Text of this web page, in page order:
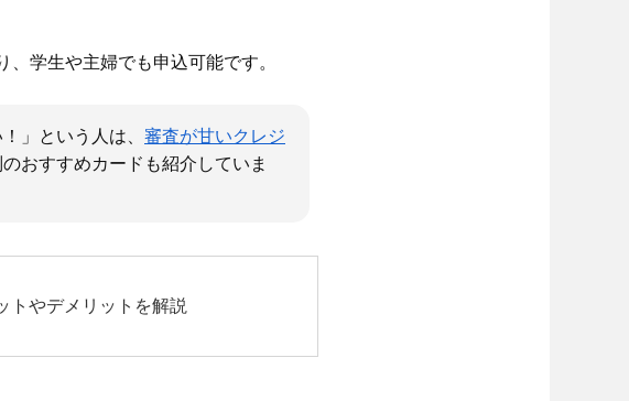
学生や主婦でも申込可能です。
」という人は、 審査が甘いクレジ
おすすめカードも紹介していま
トやデメリットを解説